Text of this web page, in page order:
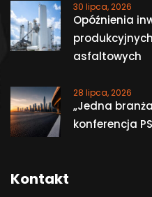
30 lipca, 2026
Opóźnienia
asfaltowych
28 lipca, 2026
„Jedna
konferencja
Kontakt